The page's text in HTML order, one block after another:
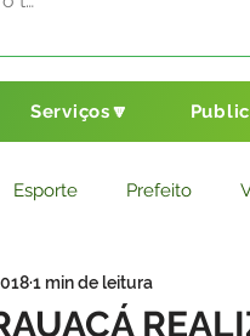
Serviços🔽
Esporte Prefeito
Básico
1 min de leitura